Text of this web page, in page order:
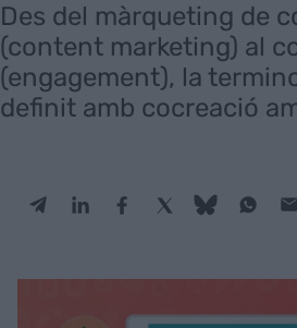
Des del màrqueting de
(content marketing) al
(engagement), la
definit amb cocreació